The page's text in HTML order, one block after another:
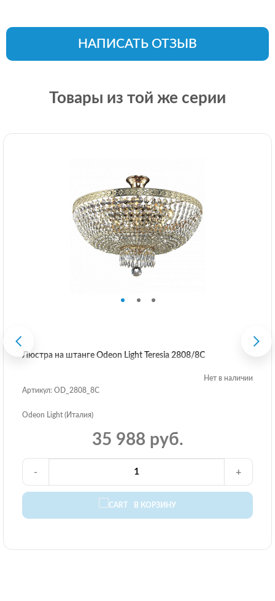
НАПИСАТЬ ОТЗЫВ
Товары из той же серии
Люстра на штанге Odeon Light Teresia 2808/8C
Нет в наличии
Артикул: OD_2808_8C
Odeon Light (Италия)
35 988 руб.
В КОРЗИНУ
- +